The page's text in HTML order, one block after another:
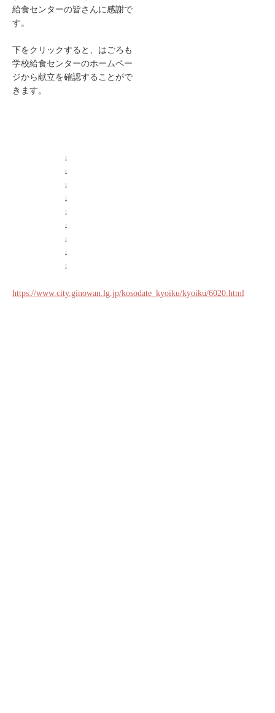
給食センターの皆さんに感謝で
す。
下をクリックすると、はごろも
学校給食センターのホームペー
ジから献立を確認することがで
きます。
↓
↓
↓
↓
↓
↓
↓
↓
↓
https://www.city.ginowan.lg.jp/kosodate_kyoiku/kyoiku/6020.html